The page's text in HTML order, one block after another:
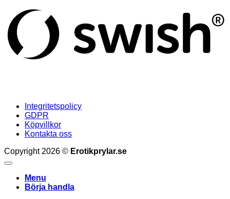
Integritetspolicy
GDPR
Köpvillkor
Kontakta oss
Copyright 2026 © Erotikprylar.se
Menu
Börja handla